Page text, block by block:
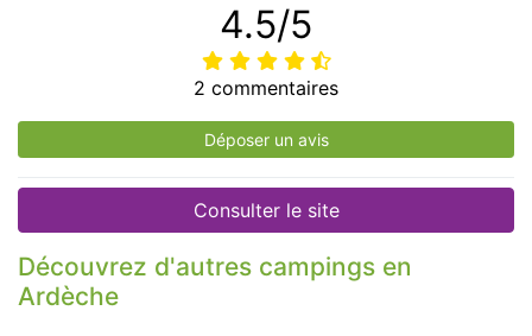
4.5/5
2 commentaires
Déposer un avis
Consulter le site
Découvrez d'autres campings en
Ardèche